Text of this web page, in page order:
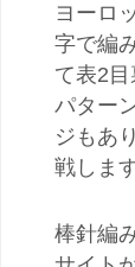
ヨーロ
字で編
て表2目
パター
ジもあ
戦します
棒針編